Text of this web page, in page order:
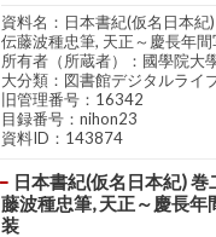
資料名：日本書紀(仮名日本紀
伝藤波種忠筆, 天正～慶長年間
所有者（所蔵者）：國學院大
大分類：図書館デジタルライ
旧管理番号：16342
目録番号：nihon23
資料ID：143874
日本書紀(仮名日本紀) 巻
藤波種忠筆, 天正～慶長年
装